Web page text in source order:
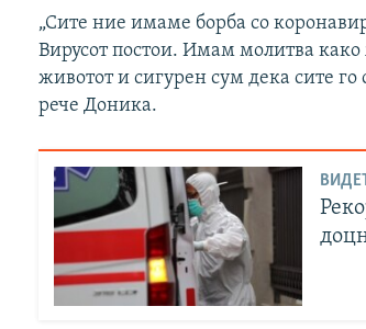
„Сите ние имаме борба со
Вирусот постои. Имам молитва како
животот и сигурен сум дека сите
рече Доника.